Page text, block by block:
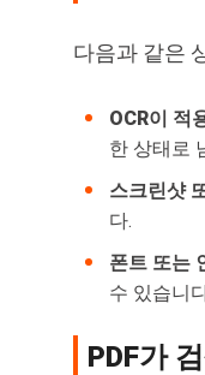
다음과 같은
OCR이 적
한 상태로
스크린샷
다.
폰트 또는
수 있습니
PDF가